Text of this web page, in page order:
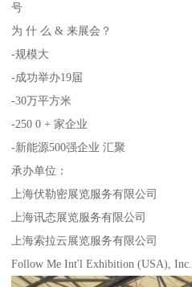
号
为 什 么 & 来展会？
-规模大
-成功举办19届
-30万平方米
-250 0 + 家企业
-新能源500强企业 汇聚
承办单位：
上海伏勒密展览服务有限公司
上海讯态展览服务有限公司
上海索拉云展览服务有限公司
Follow Me Int'l Exhibition (USA), Inc.